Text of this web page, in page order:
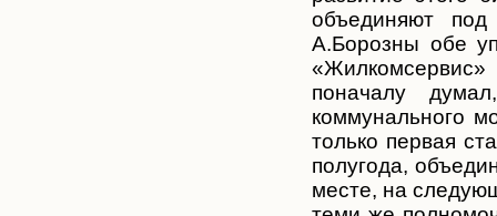
объединяют
А.Борозны обе
поначалу
коммунального
только первая
полугода,
месте, на